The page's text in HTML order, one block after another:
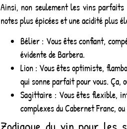
Ainsi, non seulement les vins
notes plus épicées et une acidité plus
Bélier : Vous êtes confiant,
évidente de Barbera.
Lion : Vous êtes optimiste,
qui sonne parfait pour vous. Ça,
Sagittaire : Vous êtes flexible,
complexes du Cabernet Franc,